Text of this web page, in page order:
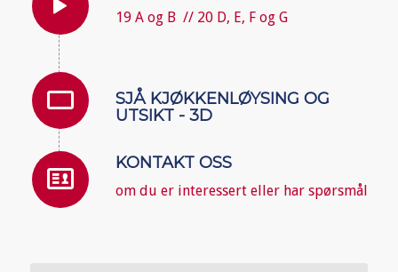
19 A og B // 20 D, E, F og G
SJÅ KJØKKENLØYSING OG
UTSIKT - 3D
KONTAKT OSS
om du er interessert eller har spørsmål